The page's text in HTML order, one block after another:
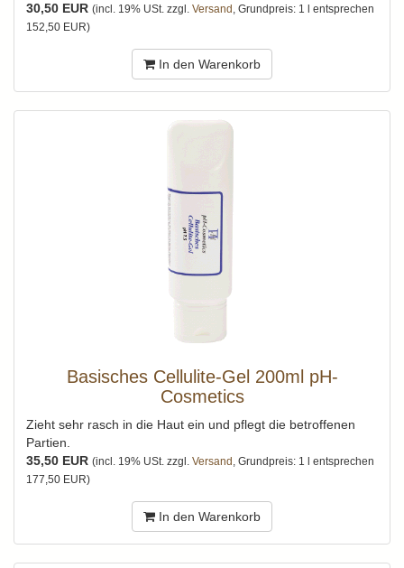
30,50 EUR (incl. 19% USt. zzgl. Versand , Grundpreis: 1 l entsprechen
152,50 EUR)
In den Warenkorb
Basisches Cellulite-Gel 200ml pH-
Cosmetics
Zieht sehr rasch in die Haut ein und pflegt die betroffenen
Partien.
35,50 EUR (incl. 19% USt. zzgl. Versand , Grundpreis: 1 l entsprechen
177,50 EUR)
In den Warenkorb